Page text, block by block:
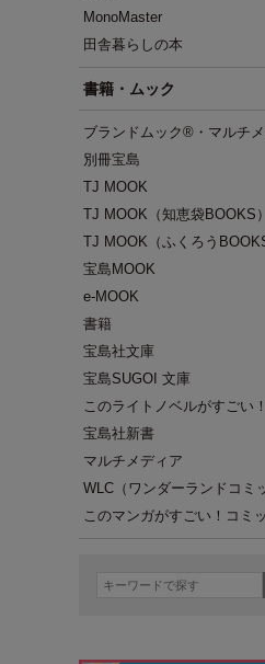
MonoMaster
田舎暮らしの本
書籍・ムック
ブランドムック®・マルチ
別冊宝島
TJ MOOK
TJ MOOK（知恵袋BOOKS）
TJ MOOK（ふくろう
宝島MOOK
e-MOOK
書籍
宝島社文庫
宝島SUGOI 文庫
このライトノベルがすごい
宝島社新書
マルチメディア
WLC（ワンダーランドコミ
このマンガがすごい！コミ